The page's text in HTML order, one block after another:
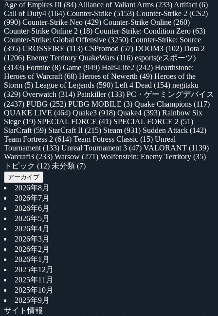
Age of Empires III (84) Alliance of Valiant Arms (233) Artifact (6)
Call of Duty4 (164) Counter-Strike (5153) Counter-Strike 2 (CS2)
(990) Counter-Strike Neo (429) Counter-Strike Online (260)
Counter-Strike Online 2 (18) Counter-Strike: Condition Zero (63)
Counter-Strike: Global Offensive (3250) Counter-Strike: Source
(395) CROSSFIRE (113) CSPromod (57) DOOM3 (102) Dota 2
(1206) Enemy Territory QuakeWars (116) esports(eスポーツ)
(3143) Fortnite (8) Game (949) Half-Life2 (242) Hearthstone:
Heroes of Warcraft (68) Heroes of Newerth (49) Heroes of the
Storm (5) League of Legends (590) Left 4 Dead (154) negitaku
(329) Overwatch (314) Painkiller(133) PC・ゲーミングデバイス
(2437) PUBG (252) PUBG MOBILE (3) Quake Champions (117)
QUAKE LIVE (464) Quake3 (918) Quake4 (393) Rainbow Six
Siege (19) SPECIAL FORCE (41) SPECIAL FORCE 2 (51)
StarCraft (59) StarCraft II (215) Steam (931) Sudden Attack (142)
Team Fortress 2 (614) Team Fotress Classic (15) Unreal
Tournament (133) Unreal Tournament 3 (47) VALORANT (1139)
Warcraft3 (233) Warsow (271) Wolfenstein: Enemy Territory (35)
トピック (12) 未分類 (7)
アーカイブ
2026年8月
2026年7月
2026年6月
2026年5月
2026年4月
2026年3月
2026年2月
2026年1月
2025年12月
2025年11月
2025年10月
2025年9月
サイト情報